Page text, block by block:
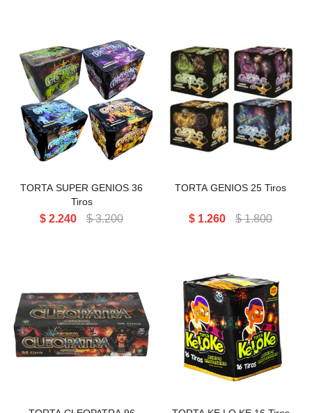
TORTA SUPER GENIOS 36
Tiros
$ 2.240 $ 3.200
TORTA GENIOS 25T
TORTA GENIOS 25 Tiros
$ 1.260 $ 1.800
TORTA KE LO KE 16 Tiros